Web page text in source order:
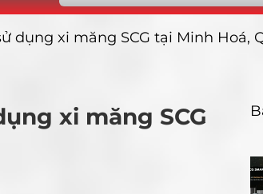
dụng xi măng SCG tại Minh Hoá,
xi măng SCG